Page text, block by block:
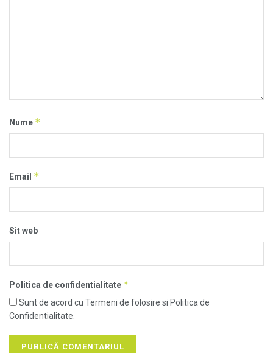
Nume *
Email *
Sit web
Politica de confidentialitate *
Sunt de acord cu Termeni de folosire si Politica de
Confidentialitate.